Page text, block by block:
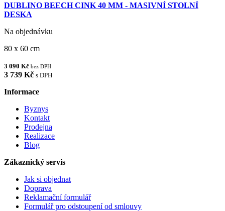
DUBLINO BEECH CINK 40 MM - MASIVNÍ STOLNÍ
DESKA
Na objednávku
80 x 60 cm
3 090 Kč bez DPH
3 739 Kč s DPH
Informace
Byznys
Kontakt
Prodejna
Realizace
Blog
Zákaznický servis
Jak si objednat
Doprava
Reklamační formulář
Formulář pro odstoupení od smlouvy